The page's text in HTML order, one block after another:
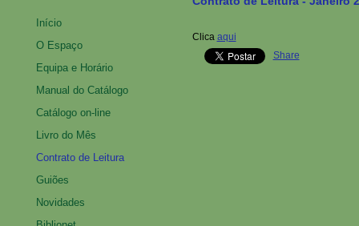
Clica aqui
Share
Início
O Espaço
Equipa e Horário
Manual do Catálogo
Catálogo on-line
Livro do Mês
Contrato de Leitura
Guiões
Novidades